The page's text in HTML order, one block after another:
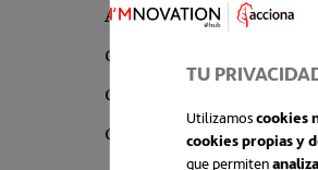
TU
Utilizamoscookies
cookies propias y
que permiten
Applied Research
de euros procedentes
del CDTI (Centro
del año 2019.